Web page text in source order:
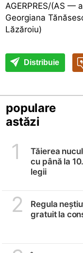
AGERPRES/(AS —
Georgiana
Lăzăroiu)
Distribuie
populare
astăzi
1
Tăierea
cu până la
legii
2
Regula
gratuit la